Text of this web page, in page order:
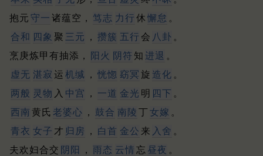
抱元 守一 诸蕴空， 笃志 力行 休 懈怠 。
合和 四象 聚 三元 ， 攒簇 五行 会 八卦 。
烹庚炼甲有抽添，
阳火 阴符 知 进退 。
虚无 湛寂 运 机缄 ， 恍惚 窈冥 旋 造化 。
两般 灵物 入 中宫 ， 一道 金光 明 四下 。
西南 黄氏 老婆心 ， 鼓合 南陵 丁女嫁 。
青衣 女子 才 归房 ， 白首 金公 来 入舍 。
夫欢妇合交 阴阳 ， 雨态 云情 忘 昼夜 。